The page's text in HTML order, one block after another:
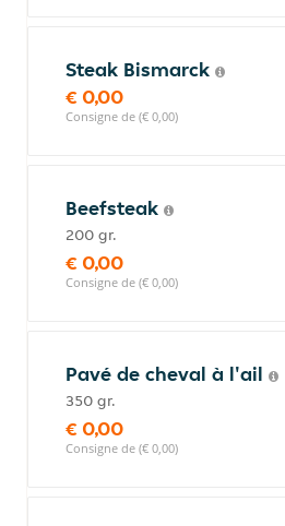
Steak Bismarck
€ 0,00
Consigne de (€ 0,00)
Beefsteak
200 gr.
€ 0,00
Consigne de (€ 0,00)
Pavé de cheval à l'ail
350 gr.
€ 0,00
Consigne de (€ 0,00)